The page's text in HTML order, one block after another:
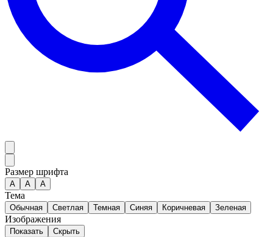
Размер шрифта
А A A
Тема
Обычная Светлая Темная Синяя Коричневая Зеленая
Изображения
Показать Скрыть